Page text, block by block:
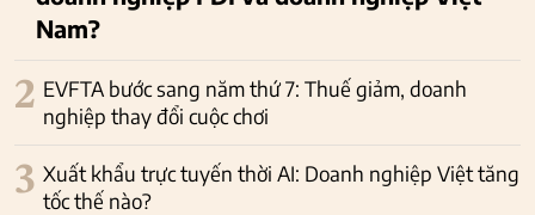
Nam?
2 EVFTA bước sang năm thứ 7: Thuế giảm, doanh
nghiệp thay đổi cuộc chơi
3 Xuất khẩu trực tuyến thời AI: Doanh nghiệp Việt tăng
tốc thế nào?